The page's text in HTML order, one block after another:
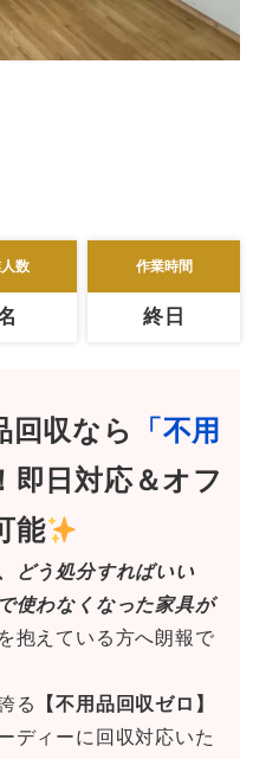
数 作業時間
終日
回収なら
「不用
即日対応＆オフ
能
どう処分すればいい
使わなくなった家具が
抱えている方へ朗報で
る
【不用品回収ゼロ】
ディーに回収対応いた